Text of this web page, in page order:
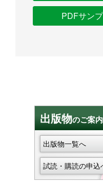
PDFサン
出版物のご案内
出版物一覧へ
試読・購読の申込